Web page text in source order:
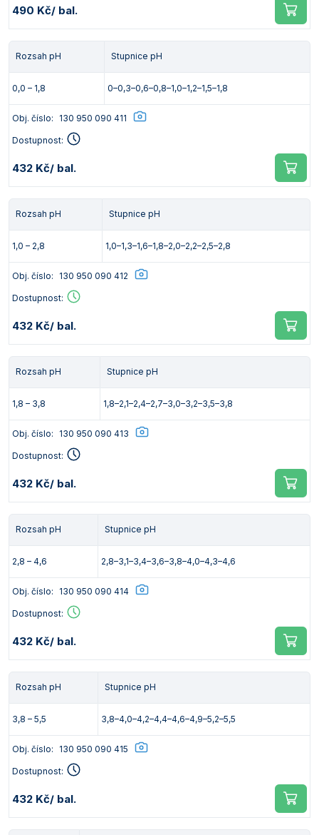
490 Kč/ bal.
Rozsah pH Stupnice pH
0,0 – 1,8 0–0,3–0,6–0,8–1,0–1,2–1,5–1,8
Obj. číslo: 130 950 090 411
Dostupnost:
432 Kč/ bal.
Rozsah pH Stupnice pH
1,0 – 2,8 1,0–1,3–1,6–1,8–2,0–2,2–2,5–2,8
Obj. číslo: 130 950 090 412
Dostupnost:
432 Kč/ bal.
Rozsah pH Stupnice pH
1,8 – 3,8 1,8–2,1–2,4–2,7–3,0–3,2–3,5–3,8
Obj. číslo: 130 950 090 413
Dostupnost:
432 Kč/ bal.
Rozsah pH Stupnice pH
2,8 – 4,6 2,8–3,1–3,4–3,6–3,8–4,0–4,3–4,6
Obj. číslo: 130 950 090 414
Dostupnost:
432 Kč/ bal.
Rozsah pH Stupnice pH
3,8 – 5,5 3,8–4,0–4,2–4,4–4,6–4,9–5,2–5,5
Obj. číslo: 130 950 090 415
Dostupnost:
432 Kč/ bal.